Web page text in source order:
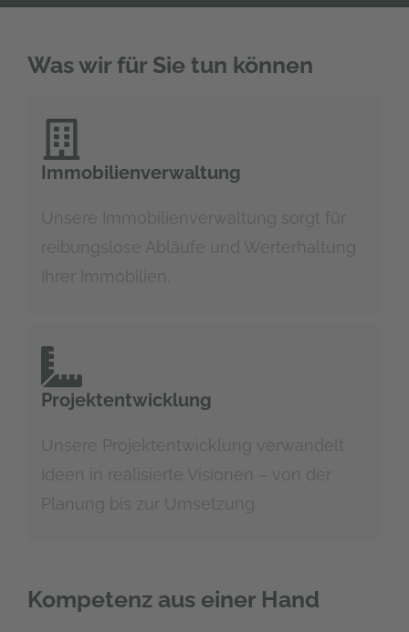
Was wir für Sie tun können
Immobilienverwaltung
Unsere Immobilienverwaltung sorgt für
reibungslose Abläufe und Werterhaltung
Ihrer Immobilien.
Projektentwicklung
Unsere Projektentwicklung verwandelt
Ideen in realisierte Visionen – von der
Planung bis zur Umsetzung.
Kompetenz aus einer Hand